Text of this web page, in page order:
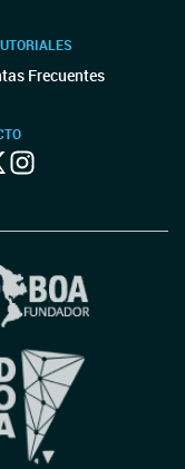
Frecuentes